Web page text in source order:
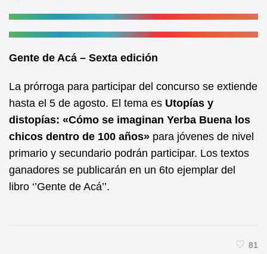
Gente de Acá – Sexta edición
La prórroga para participar del concurso se extiende
hasta el 5 de agosto. El tema es Utopías y
distopías: «Cómo se imaginan Yerba Buena los
chicos dentro de 100 años» para jóvenes de nivel
primario y secundario podrán participar. Los textos
ganadores se publicarán en un 6to ejemplar del
libro ‘’Gente de Acá’’.
81